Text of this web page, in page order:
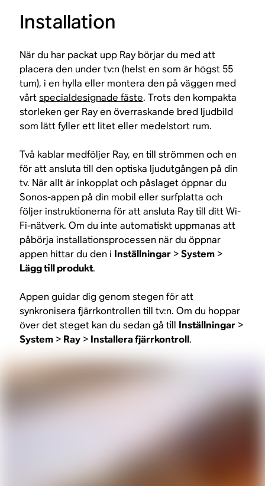
Installation
När du har packat upp Ray börjar du med att
placera den under tv:n (helst en som är högst 55
tum), i en hylla eller montera den på väggen med
vårtspecialdesignade fäste. Trots den kompakta
storleken ger Ray en överraskande bred ljudbild
som lätt fyller ett litet eller medelstort rum.
Två kablar medföljer Ray, en till strömmen och en
för att ansluta till den optiska ljudutgången på din
tv. När allt är inkopplat och påslaget öppnar du
Sonos-appen på din mobil eller surfplatta och
följer instruktionerna för att ansluta Ray till ditt Wi-
Fi-nätverk. Om du inte automatiskt uppmanas att
påbörja installationsprocessen när du öppnar
appen hittar du den i Inställningar >System >
Lägg till produkt.
Appen guidar dig genom stegen för att
synkronisera fjärrkontrollen till tv:n. Om du hoppar
över det steget kan du sedan gå till Inställningar >
System > Ray > Installera fjärrkontroll.